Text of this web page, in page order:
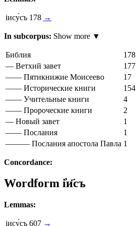
іису́съ 178 →
In subcorpus: Show more ▼
Библия 178
— Ветхий завет
177
—— Пятикнижие Моисеево
17
—— Исторические книги
154
—— Учительные книги
4
—— Пророческие книги
2
— Новый завет
1
—— Послания
1
——— Послания апостола Павла 1
Concordance:
Wordform і҆и҃съ
Lemmas:
іису́съ 607 →